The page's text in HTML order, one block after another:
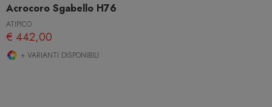
Acrocoro Sgabello H76
ATIPICO
€ 442,00
+ VARIANTI DISPONIBILI